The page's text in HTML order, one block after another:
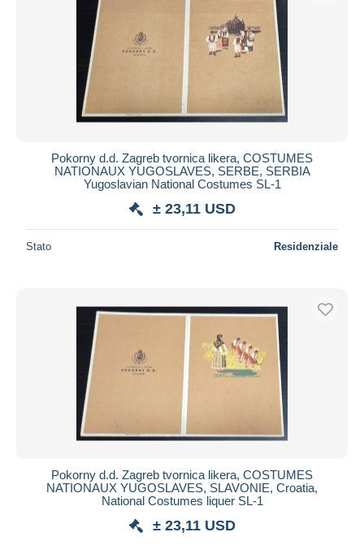
Pokorny d.d. Zagreb tvornica likera, COSTUMES
NATIONAUX YUGOSLAVES, SERBE, SERBIA
Yugoslavian National Costumes SL-1
± 23,11 USD
Stato Residenziale
Pokorny d.d. Zagreb tvornica likera, COSTUMES
NATIONAUX YUGOSLAVES, SLAVONIE, Croatia,
National Costumes liquer SL-1
± 23,11 USD